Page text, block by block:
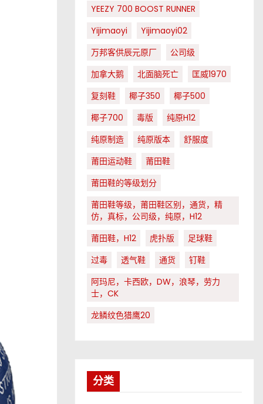
YEEZY 700 BOOST RUNNER
Yijimaoyi
Yijimaoyi02
万邦客供辰元原厂
公司级
加拿大鹅
北面脑死亡
匡威1970
复刻鞋
椰子350
椰子500
椰子700
毒版
纯原H12
纯原制造
纯原版本
舒服度
莆田运动鞋
莆田鞋
莆田鞋的等级划分
莆田鞋等级，莆田鞋区别，通货，精
仿，真标，公司级，纯原，H12
莆田鞋，H12
虎扑版
足球鞋
过毒
透气鞋 通货
钉鞋
阿玛尼，卡西欧，DW，浪琴，劳力
士，CK
龙鳞纹色猎鹰20
分类